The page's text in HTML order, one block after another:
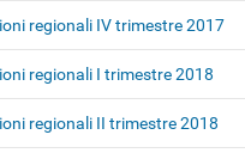
regionali IV trimestre 2017
regionali I trimestre 2018
regionali II trimestre 2018